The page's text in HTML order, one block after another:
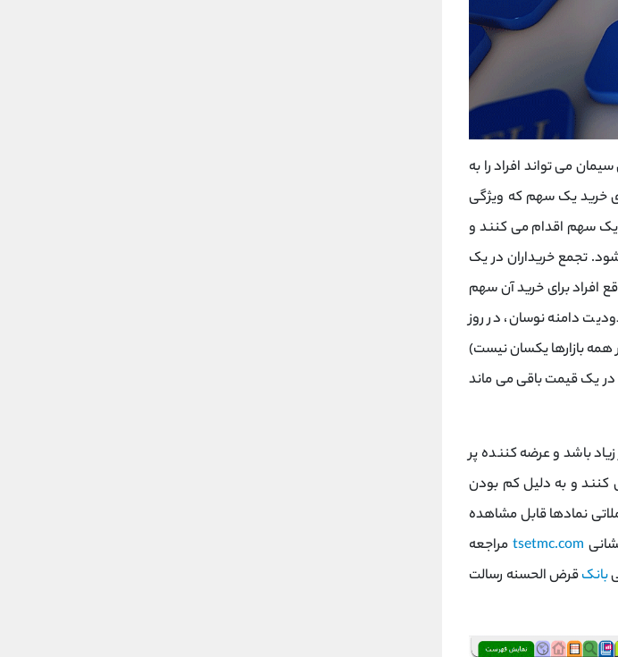
می تواند افراد را به
خرید یک سهم که ویژگی
یک سهم اقدام می کنند و
تجمع خریداران در یک
برای خرید آن سهم
دامنه نوسان، در روز
در همه بازارها یکسان نیست)
یک قیمت باقی می ماند
باشد و عرضه کننده پر
سفارشات خود را در مثبت 5 درصد ثبت می کنند و به دلیل کم بودن
نمادها قابل مشاهده
tsetmc.comمراجعه
بانکقرض الحسنه رسالت